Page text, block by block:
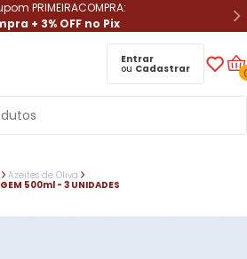
PRIMEIRACOMPRA:
+ 3% OFF no Pix
Entrar
ou Cadastrar
Azeites de Oliva
500ml - 3 UNIDADES